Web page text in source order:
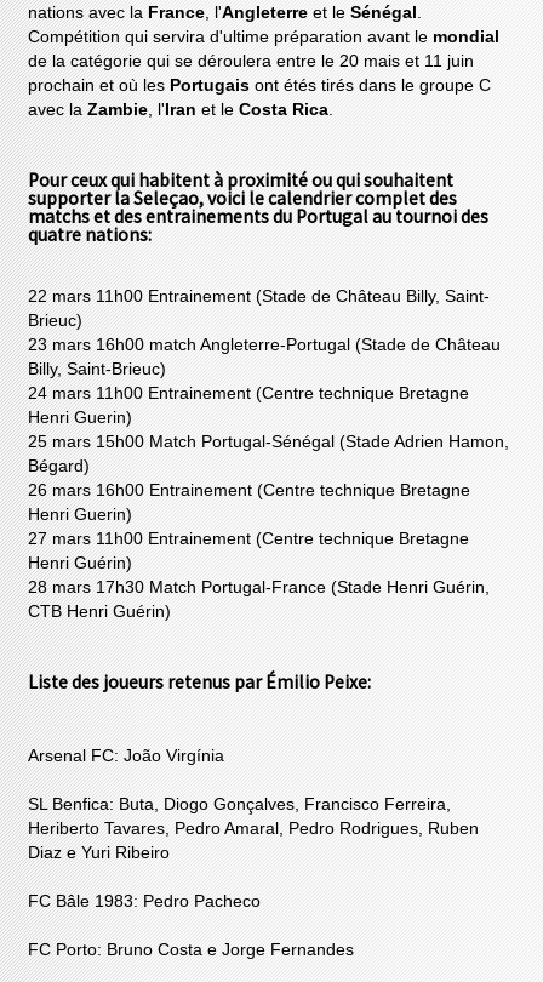
nations avec la France, l'Angleterre et leSénégal .
Compétition qui servira d'ultime préparation avant le mondial
de la catégorie qui se déroulera entre le 20 mais et 11 juin
prochain et où les Portugaisont étés tirés dans le groupe C
avec laZambie, l' Iran et leCosta Rica.
Pour ceux qui habitent à proximité ou qui souhaitent
supporter laSeleçao, voici le calendrier complet des
matchs et des entrainements du Portugalau tournoi des
quatre nations:
22 mars 11h00 Entrainement (Stade de Château Billy, Saint-
Brieuc)
23 mars 16h00 match Angleterre-Portugal (Stade de Château
Billy, Saint-Brieuc)
24 mars 11h00 Entrainement (Centre technique Bretagne
Henri Guerin)
25 mars 15h00 Match Portugal-Sénégal (Stade Adrien Hamon,
Bégard)
26 mars 16h00 Entrainement (Centre technique Bretagne
Henri Guerin)
27 mars 11h00 Entrainement (Centre technique Bretagne
Henri Guérin)
28 mars 17h30 Match Portugal-France (Stade Henri Guérin,
CTB Henri Guérin)
Liste des joueurs retenus par Émilio Peixe:
Arsenal FC: João Virgínia
SL Benfica: Buta, Diogo Gonçalves, Francisco Ferreira,
Heriberto Tavares, Pedro Amaral, Pedro Rodrigues, Ruben
Diaz e Yuri Ribeiro
FC Bâle 1983: Pedro Pacheco
FC Porto: Bruno Costa e Jorge Fernandes